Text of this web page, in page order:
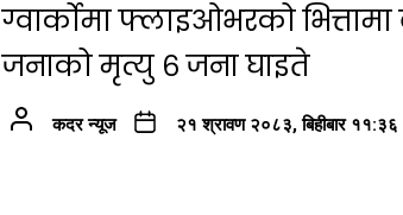
ग्वार्कोमा फ्लाइओभरको
जनाको मृत्यु ६ जना घाइते
कदर न्यूज २१ श्रावण २०८३, बिहीबार ११:३६